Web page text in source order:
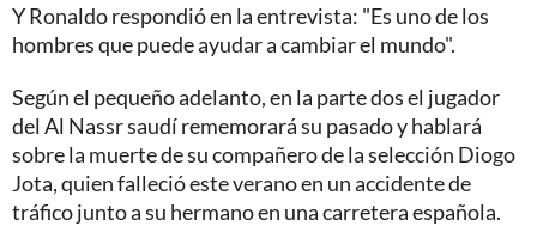
Y Ronaldo respondió en la entrevista: "Es uno de los
hombres que puede ayudar a cambiar el mundo".
Según el pequeño adelanto, en la parte dos el jugador
del Al Nassr saudí rememorará su pasado y hablará
sobre la muerte de su compañero de la selección Diogo
Jota, quien falleció este verano en un accidente de
tráfico junto a su hermano en una carretera española.